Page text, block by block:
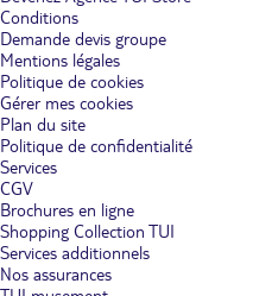
Conditions
Demande devis groupe
Mentions légales
Politique de cookies
Gérer mes cookies
Plan du site
Politique de confidentialité
Services
CGV
Brochures en ligne
Shopping Collection TUI
Services additionnels
Nos assurances